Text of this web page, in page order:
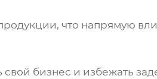
что напрямую
бизнес и избежать